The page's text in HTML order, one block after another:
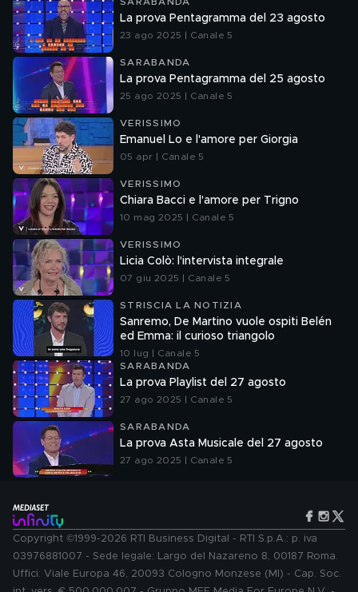
La prova Pentagramma del 23 agosto
23 ago 2025 | Canale 5
SARABANDA
La prova Pentagramma del 25 agosto
25 ago 2025 | Canale 5
VERISSIMO
Emanuel Lo e l'amore per Giorgia
05 apr | Canale 5
VERISSIMO
Chiara Bacci e l'amore per Trigno
10 mag 2025 | Canale 5
VERISSIMO
Licia Colò: l'intervista integrale
07 giu 2025 | Canale 5
STRISCIA LA NOTIZIA
Sanremo, De Martino vuole ospiti Belén
ed Emma: il curioso triangolo
10 lug | Canale 5
SARABANDA
La prova Playlist del 27 agosto
27 ago 2025 | Canale 5
SARABANDA
La prova Asta Musicale del 27 agosto
27 ago 2025 | Canale 5
Copyright ©1999-2026 RTI Business Digital - RTI S.p.A.: p. iva
03976881007 - Sede legale: Largo del Nazareno 8, 00187 Roma.
Uffici: Viale Europa 46, 20093 Cologno Monzese (MI) - Cap. Soc.